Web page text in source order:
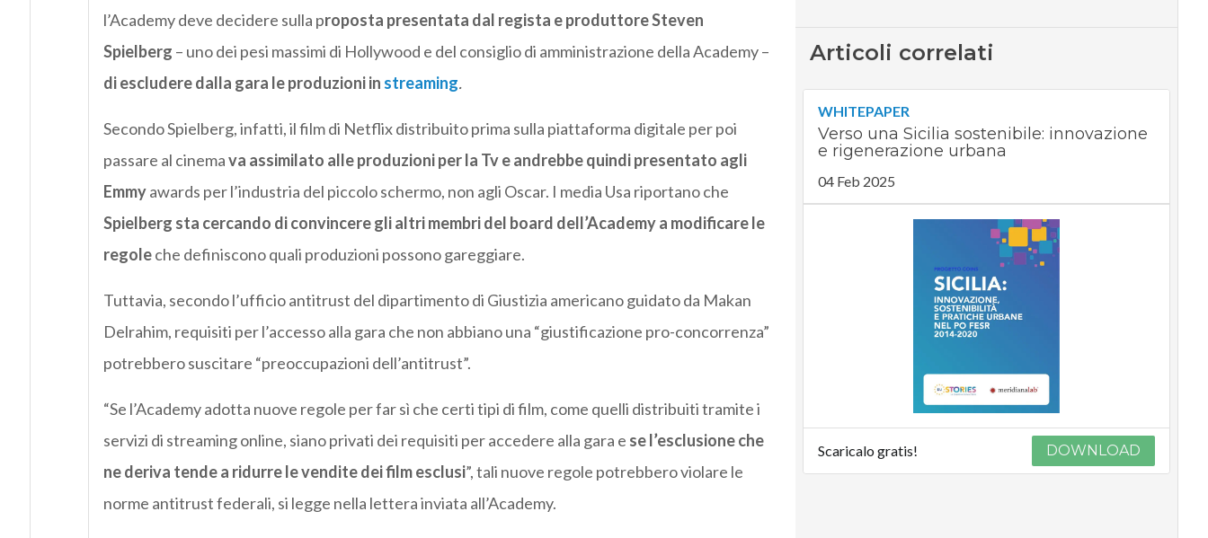
l’Academy deve decidere sulla proposta presentata dal regista e produttoreSteven
Spielberg – uno dei pesi massimi di Hollywood e del consiglio di amministrazione della Academy –
di escludere dalla gara le produzioni in streaming.
Secondo Spielberg, infatti, il film di Netflix distribuito prima sulla piattaforma digitale per poi
passare al cinemava assimilato alle produzioni per la Tv e andrebbe quindi presentato agli
Emmyawards per l’industria del piccolo schermo, non agli Oscar. I media Usa riportano che
Spielberg sta cercando di convincere gli altri membri del board dell’Academy a modificare le
regoleche definiscono quali produzioni possono gareggiare.
Tuttavia, secondo l’ufficio antitrust del dipartimento di Giustizia americano guidato da Makan
Delrahim, requisiti per l’accesso alla gara che non abbiano una “giustificazione pro-concorrenza”
potrebbero suscitare “preoccupazioni dell’antitrust”.
“Se l’Academy adotta nuove regole per far sì che certi tipi di film, come quelli distribuiti tramite i
servizi di streaming online, siano privati dei requisiti per accedere alla gara e se l’esclusione che
ne deriva tende a ridurre le vendite dei film esclusi”, tali nuove regole potrebbero violare le
norme antitrust federali, si legge nella lettera inviata all’Academy.
Articoli correlati
WHITEPAPER
Verso una Sicilia sostenibile: innovazione
e rigenerazione urbana
04 Feb 2025
Scaricalo gratis! DOWNLOAD